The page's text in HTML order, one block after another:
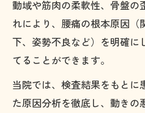
動域や筋肉の柔軟性、骨盤の
れにより、腰痛の根本原因
下、姿勢不良など）を明確に
てることができます。
当院では、検査結果をもとに
た原因分析を徹底し、動きの